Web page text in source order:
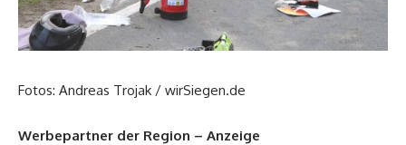
Fotos: Andreas Trojak / wirSiegen.de
Werbepartner der Region – Anzeige